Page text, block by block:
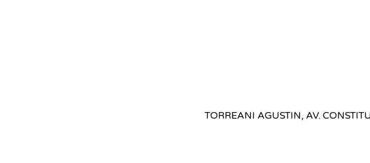
TORREANI AGUSTIN, AV.